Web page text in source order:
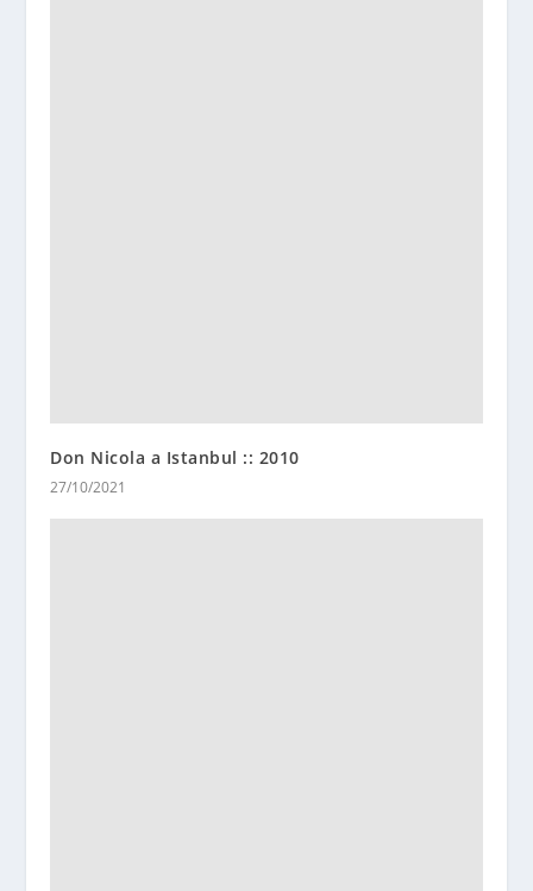
Don Nicola a Istanbul :: 2010
27/10/2021